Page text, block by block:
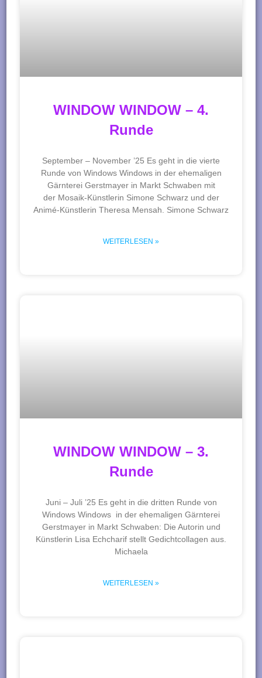
WINDOW WINDOW – 4.
Runde
September – November ’25 Es geht in die vierte
Runde von Windows Windows in der ehemaligen
Gärnterei Gerstmayer in Markt Schwaben mit
der Mosaik-Künstlerin Simone Schwarz und der
Animé-Künstlerin Theresa Mensah. Simone Schwarz
WEITERLESEN »
WINDOW WINDOW – 3.
Runde
Juni – Juli ’25 Es geht in die dritten Runde von
Windows Windows in der ehemaligen Gärnterei
Gerstmayer in Markt Schwaben: Die Autorin und
Künstlerin Lisa Echcharif stellt Gedichtcollagen aus.
Michaela
WEITERLESEN »